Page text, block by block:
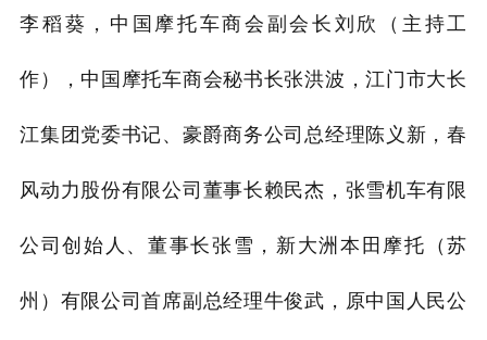
李稻葵，中国摩托车商会副会长刘欣（主持工
作），中国摩托车商会秘书长张洪波，江门市大长
江集团党委书记、豪爵商务公司总经理陈义新，春
风动力股份有限公司董事长赖民杰，张雪机车有限
公司创始人、董事长张雪，新大洲本田摩托（苏
州）有限公司首席副总经理牛俊武，原中国人民公